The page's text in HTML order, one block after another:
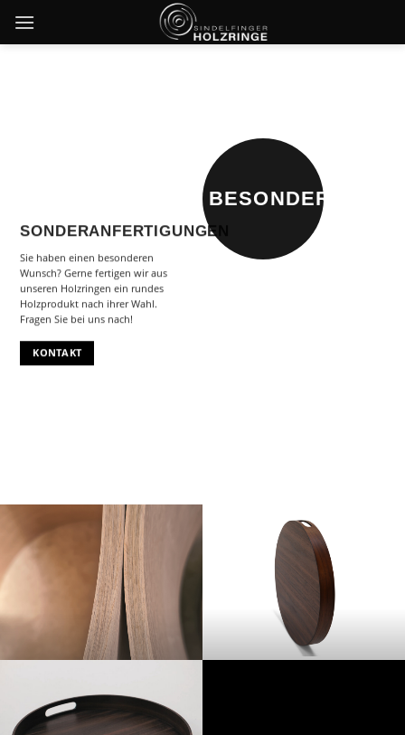
BESONDERES
SONDERANFERTIGUNGEN
Sie haben einen besonderen
Wunsch? Gerne fertigen wir aus
unseren Holzringen ein rundes
Holzprodukt nach ihrer Wahl.
Fragen Sie bei uns nach!
KONTAKT